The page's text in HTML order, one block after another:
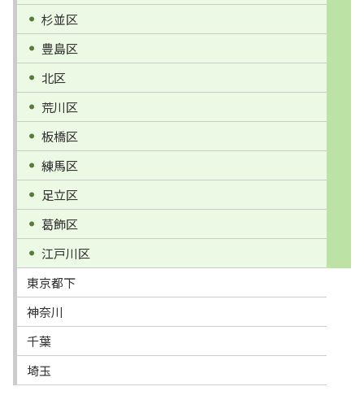
杉並区
豊島区
北区
荒川区
板橋区
練馬区
足立区
葛飾区
江戸川区
東京都下
神奈川
千葉
埼玉